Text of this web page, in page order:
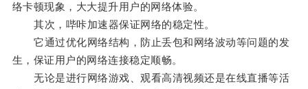
络卡顿现象，大大提升用户的网络体验。
其次，哔咔加速器保证网络的稳定性。
它通过优化网络结构，防止丢包和网络波动等问题的发
生，保证用户的网络连接稳定顺畅。
无论是进行网络游戏、观看高清视频还是在线直播等活